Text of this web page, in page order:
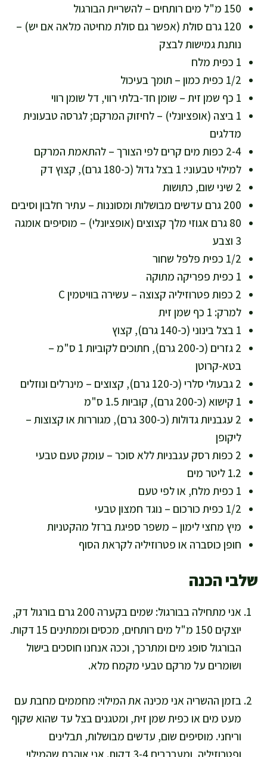
150 מ"ל מים רותחים – להשריית הבורגול
120 גרם סולת (אפשר גם סולת מחיטה מלאה אם יש) –
נותנת גמישות לבצק
1 כפית מלח
1/2 כפית כמון – תומך בעיכול
1 כף שמן זית – שומן חד-בלתי רווי, דל שומן רווי
1 ביצה (אופציונלי) – לחיזוק המרקם; לגרסה טבעונית
מדלגים
2-4 כפות מים קרים לפי הצורך – להתאמת המרקם
למילוי טבעוני: 1 בצל גדול (כ-180 גרם), קצוץ דק
2 שיני שום, כתושות
200 גרם עדשים מבושלות ומסוננות – עתיר חלבון וסיבים
80 גרם אגוזי מלך קצוצים (אופציונלי) – מוסיפים אומגה
3 וצבע
1/2 כפית פלפל שחור
1 כפית פפריקה מתוקה
2 כפות פטרוזיליה קצוצה – עשירה בוויטמין C
למרק: 1 כף שמן זית
1 בצל בינוני (כ-140 גרם), קצוץ
2 גזרים (כ-200 גרם), חתוכים לקוביות 1 ס"מ –
בטא-קרוטן
2 גבעולי סלרי (כ-120 גרם), קצוצים – מינרלים ונוזלים
1 קישוא (כ-200 גרם), קוביות 1.5 ס"מ
2 עגבניות גדולות (כ-300 גרם), מגוררות או קצוצות –
ליקופן
2 כפות רסק עגבניות ללא סוכר – עומק טעם טבעי
1.2 ליטר מים
1 כפית מלח, או לפי טעם
1/2 כפית כורכום – נוגד חמצון טבעי
מיץ מחצי לימון – משפר ספיגת ברזל מהקטניות
חופן כוסברה או פטרוזיליה לקראת הסוף
שלבי הכנה
אני מתחילה בבורגול: שמים בקערה 200 גרם בורגול דק,
יוצקים 150 מ"ל מים רותחים, מכסים וממתינים 15 דקות.
הבורגול סופג מים ומתרכך, וככה אנחנו חוסכים בישול
ושומרים על מרקם טבעי מקמח מלא.
בזמן ההשריה אני מכינה את המילוי: מחממים מחבת עם
מעט מים או כפית שמן זית, ומטגנים בצל עד שהוא שקוף
וריחני. מוסיפים שום, עדשים מבושלות, תבלינים
ופטרוזיליה, ומערבבים 3-4 דקות. אני אוהבת שהמילוי